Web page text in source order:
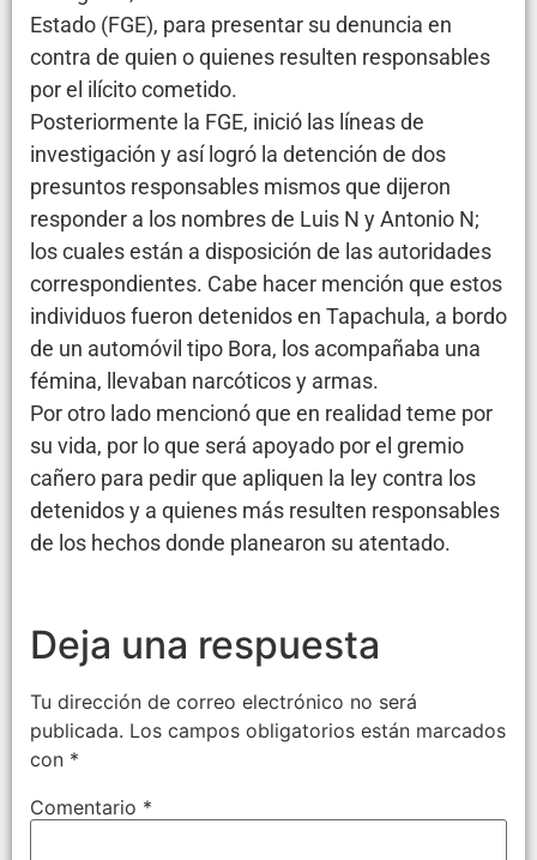
Estado (FGE), para presentar su denuncia en
contra de quien o quienes resulten responsables
por el ilícito cometido.
Posteriormente la FGE, inició las líneas de
investigación y así logró la detención de dos
presuntos responsables mismos que dijeron
responder a los nombres de Luis N y Antonio N;
los cuales están a disposición de las autoridades
correspondientes. Cabe hacer mención que estos
individuos fueron detenidos en Tapachula, a bordo
de un automóvil tipo Bora, los acompañaba una
fémina, llevaban narcóticos y armas.
Por otro lado mencionó que en realidad teme por
su vida, por lo que será apoyado por el gremio
cañero para pedir que apliquen la ley contra los
detenidos y a quienes más resulten responsables
de los hechos donde planearon su atentado.
Deja una respuesta
Tu dirección de correo electrónico no será
publicada. Los campos obligatorios están marcados
con *
Comentario *